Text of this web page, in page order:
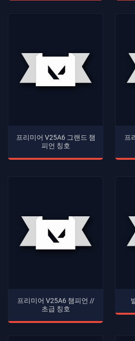
프리미어 V25A6 그랜드 챔
피언 칭호
프
프리미어 V25A6 챔피언 //
초급 칭호